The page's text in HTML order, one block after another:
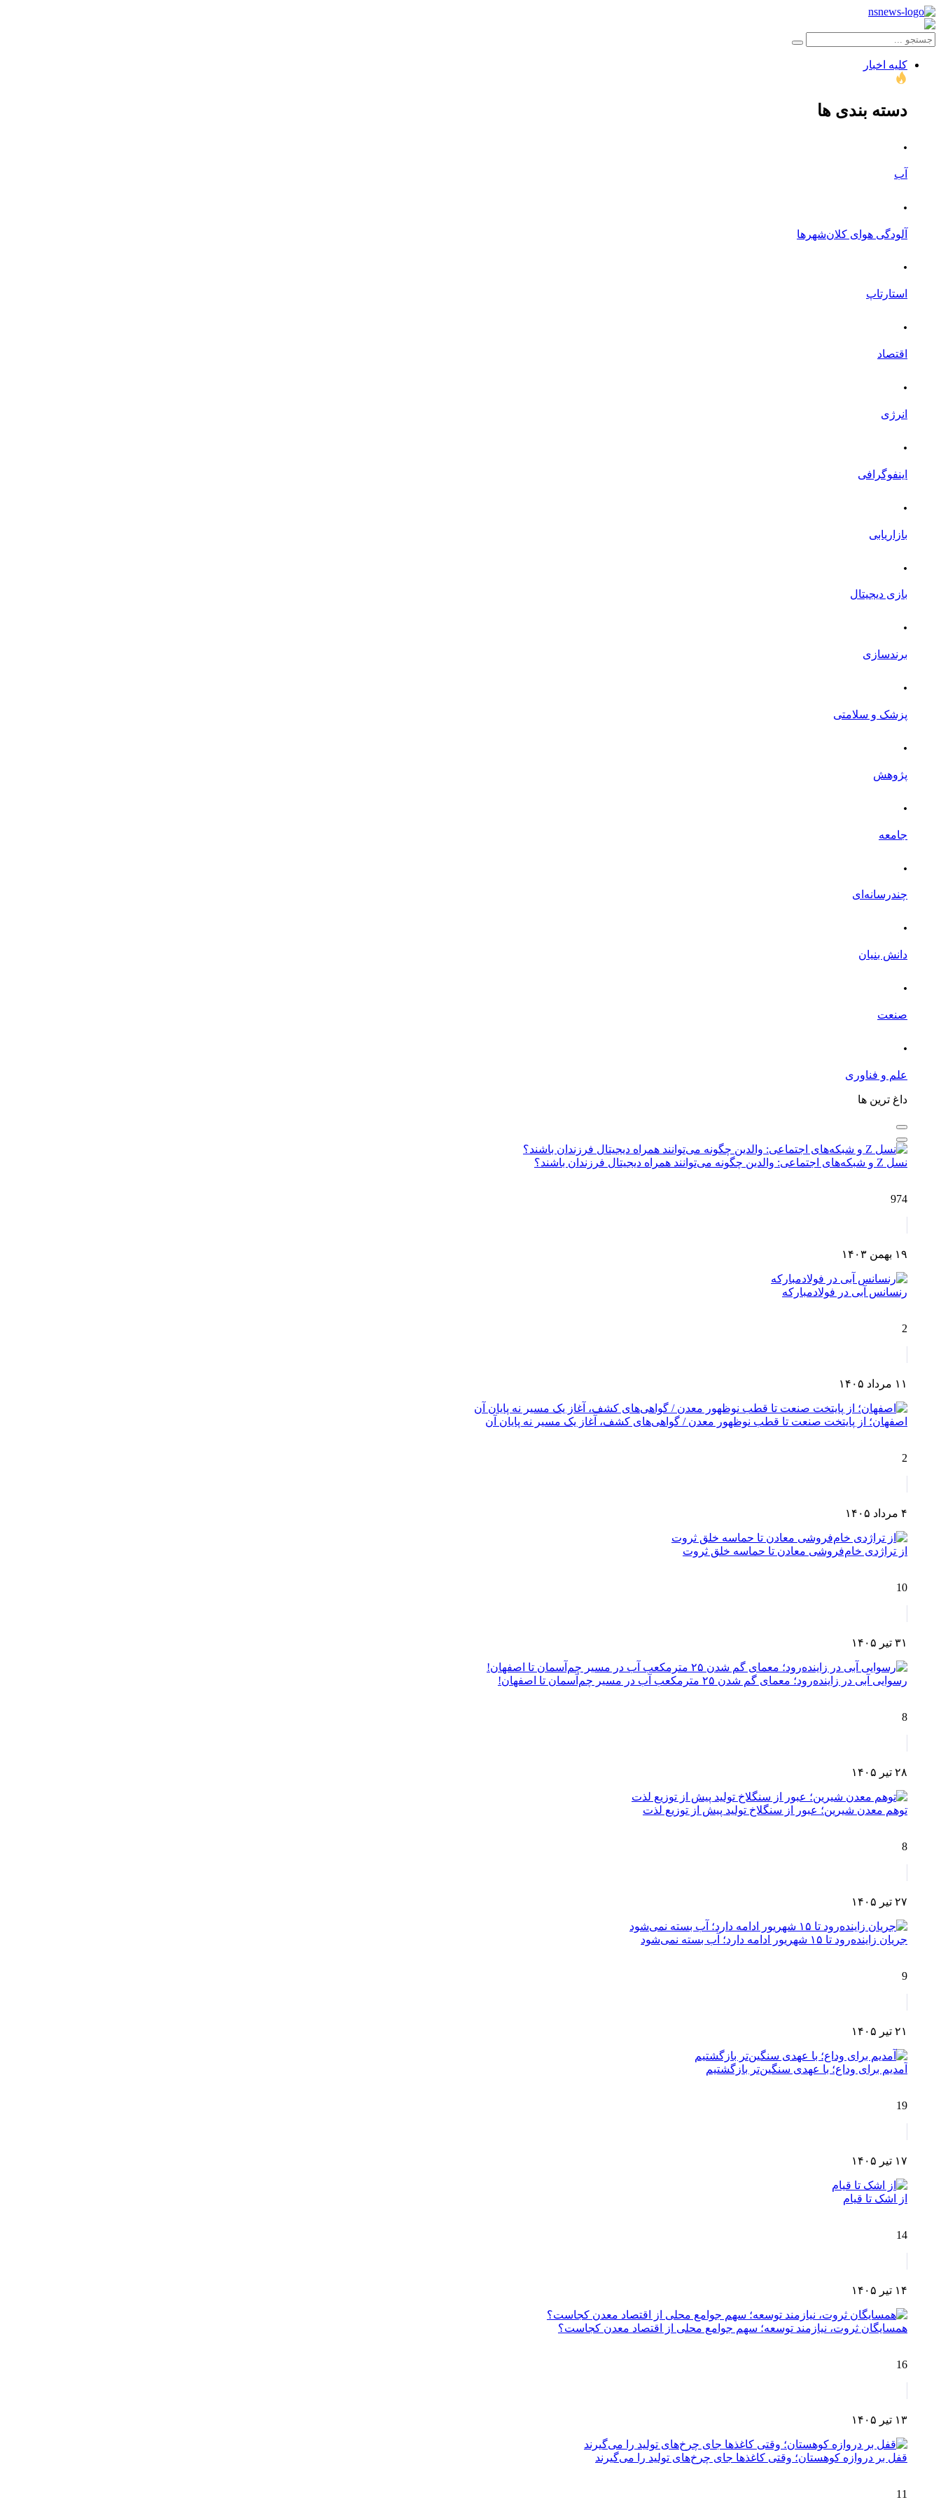
کلیه اخبار
دسته بندی ها
.
آب
.
آلودگی هوای کلان‌شهرها
.
استارتاپ
.
اقتصاد
.
انرژی
.
اینفوگرافی
.
بازاریابی
.
بازی دیجیتال
.
برندسازی
.
پزشک و سلامتی
.
پژوهش
.
جامعه
.
چندرسانه‌ای
.
دانش بنیان
.
صنعت
.
علم و فناوری
داغ ترین ها
نسل Z و شبکه‌های اجتماعی: والدین چگونه می‌توانند همراه دیجیتال فرزندان باشند؟
974
۱۹ بهمن ۱۴۰۳
رنسانس آبی در فولادمبارکه
2
۱۱ مرداد ۱۴۰۵
اصفهان؛ از پایتخت صنعت تا قطب نوظهور معدن / گواهی‌های کشف، آغاز یک مسیر نه پایان آن
2
۴ مرداد ۱۴۰۵
از تراژدی خام‌فروشی معادن تا حماسه خلق ثروت
10
۳۱ تیر ۱۴۰۵
رسوایی آبی در زاینده‌رود؛ معمای گم شدن ۲۵ مترمکعب آب در مسیر چم‌آسمان تا اصفهان!
8
۲۸ تیر ۱۴۰۵
توهم معدن شیرین؛ عبور از سنگلاخ تولید پیش از توزیع لذت
8
۲۷ تیر ۱۴۰۵
جریان زاینده‌رود تا ۱۵ شهریور ادامه دارد؛ آب بسته نمی‌شود
9
۲۱ تیر ۱۴۰۵
آمدیم برای وداع؛ با عهدی سنگین‌تر بازگشتیم
19
۱۷ تیر ۱۴۰۵
از اشک تا قیام
14
۱۴ تیر ۱۴۰۵
همسایگان ثروت، نیازمند توسعه؛ سهم جوامع محلی از اقتصاد معدن کجاست؟
16
۱۳ تیر ۱۴۰۵
قفل بر دروازه کوهستان؛ وقتی کاغذها جای چرخ‌های تولید را می‌گیرند
11